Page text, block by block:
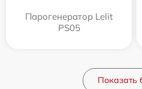
Парогенератор Lelit
PS05
Показать